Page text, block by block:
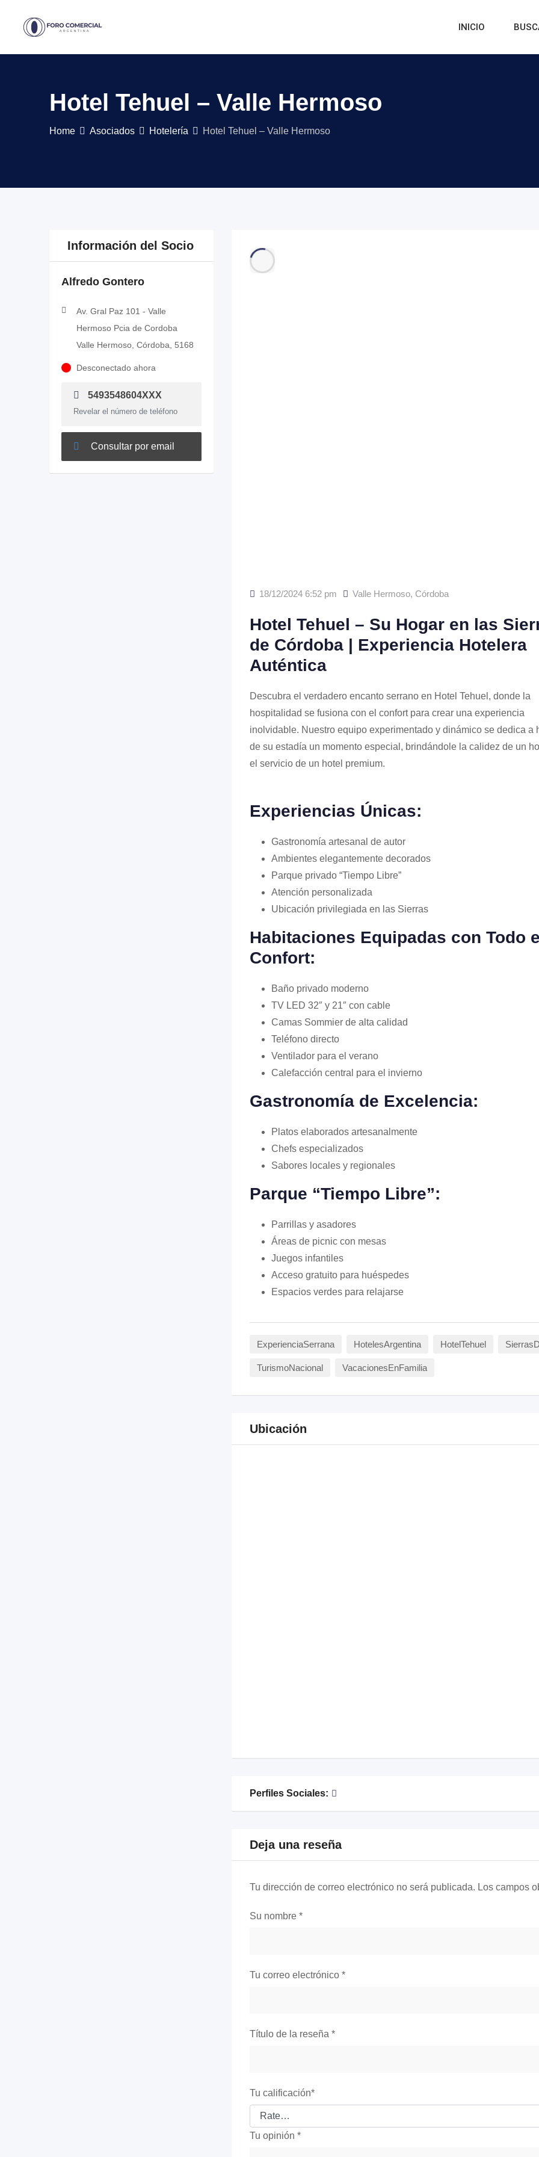
INICIO
Hotel Tehuel – Valle Hermoso
Home Asociados Hotelería Hotel Tehuel – Valle Hermoso
Información del Socio
Alfredo Gontero
Av. Gral Paz 101 - Valle
Hermoso Pcia de Cordoba
Valle Hermoso, Córdoba, 5168
Desconectado ahora
5493548604XXX
Revelar el número de teléfono
Consultar por email
18/12/2024 6:52 pm Valle Hermoso, Córdoba
Hotel Tehuel – Su Hogar en las
de Córdoba | Experiencia Hotelera
Auténtica
Descubra el verdadero encanto serrano en Hotel Tehuel, donde la
hospitalidad se fusiona con el confort para crear una experiencia
inolvidable. Nuestro equipo experimentado y dinámico se dedica a
de su estadía un momento especial, brindándole la calidez de un
el servicio de un hotel premium.
Experiencias Únicas:
Gastronomía artesanal de autor
Ambientes elegantemente decorados
Parque privado “Tiempo Libre”
Atención personalizada
Ubicación privilegiada en las Sierras
Habitaciones Equipadas con Todo
Confort:
Baño privado moderno
TV LED 32″ y 21″ con cable
Camas Sommier de alta calidad
Teléfono directo
Ventilador para el verano
Calefacción central para el invierno
Gastronomía de Excelencia:
Platos elaborados artesanalmente
Chefs especializados
Sabores locales y regionales
Parque “Tiempo Libre”:
Parrillas y asadores
Áreas de picnic con mesas
Juegos infantiles
Acceso gratuito para huéspedes
Espacios verdes para relajarse
ExperienciaSerrana HotelesArgentina HotelTehuel
TurismoNacional VacacionesEnFamilia
Ubicación
Perfiles Sociales:
Deja una reseña
Tu dirección de correo electrónico no será publicada. Los campos
Su nombre *
Tu correo electrónico *
Título de la reseña *
Tu calificación*
Tu opinión *